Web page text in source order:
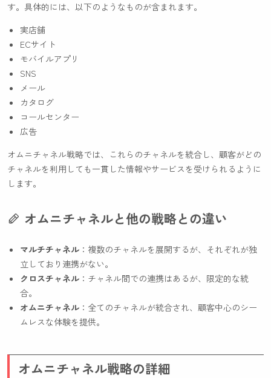
す。具体的には、以下のようなものが含まれます。
実店舗
ECサイト
モバイルアプリ
SNS
メール
カタログ
コールセンター
広告
オムニチャネル戦略では、これらのチャネルを統合し、顧客がどの
チャネルを利用しても一貫した情報やサービスを受けられるように
します。
オムニチャネルと他の戦略との違い
マルチチャネル ：複数のチャネルを展開するが、それぞれが独
立しており連携がない。
クロスチャネル ：チャネル間での連携はあるが、限定的な統
合。
オムニチャネル ：全てのチャネルが統合され、顧客中心のシー
ムレスな体験を提供。
オムニチャネル戦略の詳細